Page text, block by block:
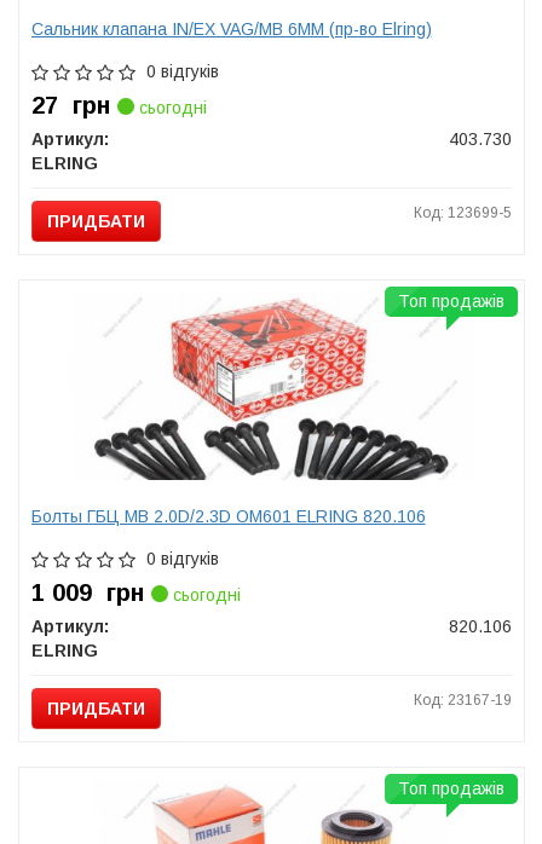
Сальник клапана IN/EX VAG/MB 6MM (пр-во Elring)
0 відгуків
27 грн
сьогодні
Артикул:
403.730
ELRING
ПРИДБАТИ Код: 123699-5
Болты ГБЦ MB 2.0D/2.3D OM601 ELRING 820.106
0 відгуків
1 009 грн
сьогодні
Артикул:
820.106
ELRING
ПРИДБАТИ Код: 23167-19
Топ продажів
Топ продажів